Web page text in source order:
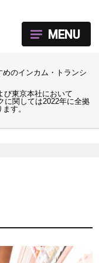
のインカム・トランシ
び東京本社において
に関しては2022年に全拠
す。
MENU